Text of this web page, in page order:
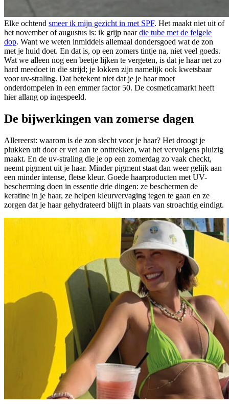
Elke ochtend smeer ik mijn gezicht in met SPF. Het maakt niet uit of
het november of augustus is: ik grijp naardie tube met de felgele
dop. Want we weten inmiddels allemaal dondersgoed wat de zon
met je huid doet. En dat is, op een zomers tintje na, niet veel goeds.
Wat we alleen nog een beetje lijken te vergeten, is dat je haar net zo
hard meedoet in die strijd; je lokken zijn namelijk ook kwetsbaar
voor uv-straling. Dat betekent niet dat je je haar moet
onderdompelen in een emmer factor 50. De cosmeticamarkt heeft
hier allang op ingespeeld.
De bijwerkingen van zomerse dagen
Allereerst: waarom is de zon slecht voor je haar? Het droogt je
plukken uit door er vet aan te onttrekken, wat het vervolgens pluizig
maakt. En de uv-straling die je op een zomerdag zo vaak checkt,
neemt pigment uit je haar. Minder pigment staat dan weer gelijk aan
een minder intense, fletse kleur. Goede haarproducten met UV-
bescherming doen in essentie drie dingen: ze beschermen de
keratine in je haar, ze helpen kleurvervaging tegen te gaan en ze
zorgen dat je haar gehydrateerd blijft in plaats van stroachtig eindigt.